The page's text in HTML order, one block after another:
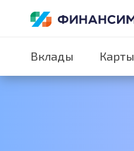
Вклады Карты